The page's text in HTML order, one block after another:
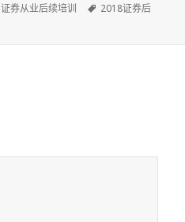
分
证券从业后续培训
标
2018证券后